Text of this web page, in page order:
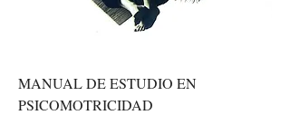
MANUAL DE ESTUDIO EN
PSICOMOTRICIDAD